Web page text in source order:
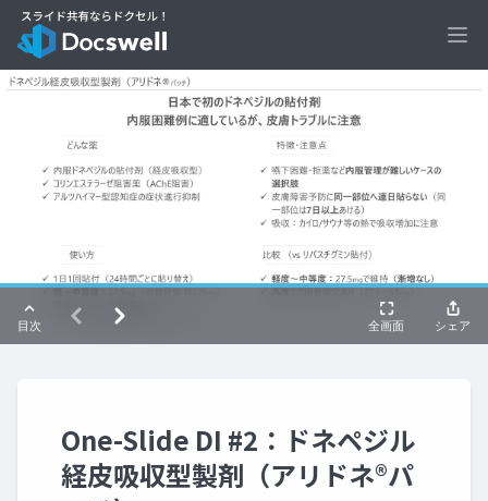
One-Slide DI #2：ドネペジル
経皮吸収型製剤（アリドネ®パ